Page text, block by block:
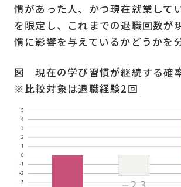
慣があった人、かつ現在就業して
を限定し、これまでの退職回数が
慣に影響を与えているかどうかを
図 現在の学び習慣が継続する確
※比較対象は退職経験2回